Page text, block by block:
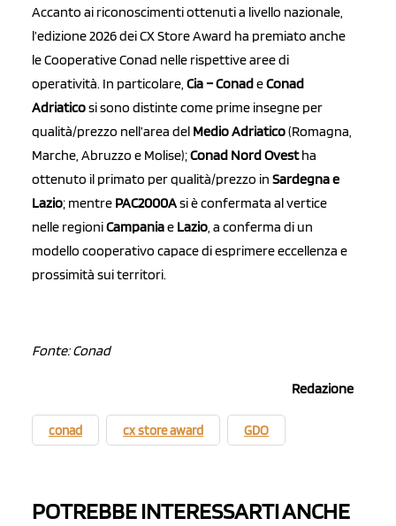
Accanto ai riconoscimenti ottenuti a livello nazionale,
l’edizione 2026 dei CX Store Award ha premiato anche
le Cooperative Conad nelle rispettive aree di
operatività. In particolare, Cia – ConadeConad
Adriaticosi sono distinte come prime insegne per
qualità/prezzo nell’area del Medio Adriatico(Romagna,
Marche, Abruzzo e Molise);Conad Nord Ovestha
ottenuto il primato per qualità/prezzo in Sardegna e
Lazio; mentre PAC2000Asi è confermata al vertice
nelle regioniCampaniae Lazio , a conferma di un
modello cooperativo capace di esprimere eccellenza e
prossimità sui territori.
Fonte: Conad
Redazione
conad cx store award GDO
POTREBBE INTERESSARTI ANCHE